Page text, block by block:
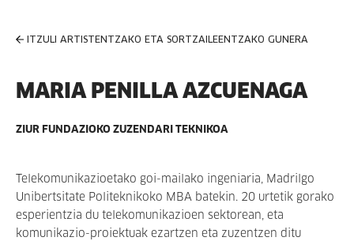
ITZULI ARTISTENTZAKO ETA SORTZAILEENTZAKO GUNERA
MARIA PENILLA AZCUENAGA
ZIUR FUNDAZIOKO ZUZENDARI TEKNIKOA
Telekomunikazioetako goi-mailako ingeniaria, Madrilgo
Unibertsitate Politeknikoko MBA batekin. 20 urtetik gorako
esperientzia du telekomunikazioen sektorean, eta
komunikazio-proiektuak ezartzen eta zuzentzen ditu